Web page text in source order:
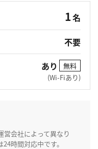
1名
不要
あり
無料
(Wi-Fiあり)
営会社によって異なり
時間対応中です。